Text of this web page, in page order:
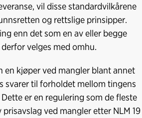
vil disse standardvilkårene
og rettslige prinsipper.
enn det som en av eller begge
velges med omhu.
en kjøper ved mangler blant annet
svarer til forholdet mellom tingens
er en regulering som de fleste
ved mangler etter NLM 19